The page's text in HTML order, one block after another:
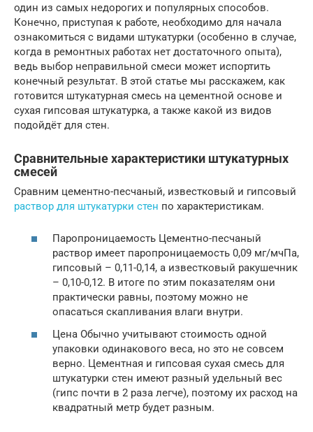
один из самых недорогих и популярных способов.
Конечно, приступая к работе, необходимо для начала
ознакомиться с видами штукатурки (особенно в случае,
когда в ремонтных работах нет достаточного опыта),
ведь выбор неправильной смеси может испортить
конечный результат. В этой статье мы расскажем, как
готовится штукатурная смесь на цементной основе и
сухая гипсовая штукатурка, а также какой из видов
подойдёт для стен.
Сравнительные характеристики штукатурных
смесей
Сравним цементно-песчаный, известковый и гипсовый
раствор для штукатурки стен по характеристикам.
Паропроницаемость Цементно-песчаный
раствор имеет паропроницаемость 0,09 мг/мчПа,
гипсовый – 0,11-0,14, а известковый ракушечник
– 0,10-0,12. В итоге по этим показателям они
практически равны, поэтому можно не
опасаться скапливания влаги внутри.
Цена Обычно учитывают стоимость одной
упаковки одинакового веса, но это не совсем
верно. Цементная и гипсовая сухая смесь для
штукатурки стен имеют разный удельный вес
(гипс почти в 2 раза легче), поэтому их расход на
квадратный метр будет разным.